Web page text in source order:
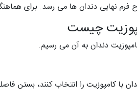
فرم نهایی دندان ها می رسد. برای
چیست
دندان به آن می رسیم.
با کامپوزیت را انتخاب کنند،